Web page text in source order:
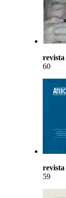
revista
60
revista
59